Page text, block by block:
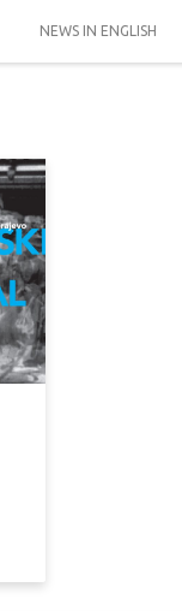
NEWS IN ENGLISH